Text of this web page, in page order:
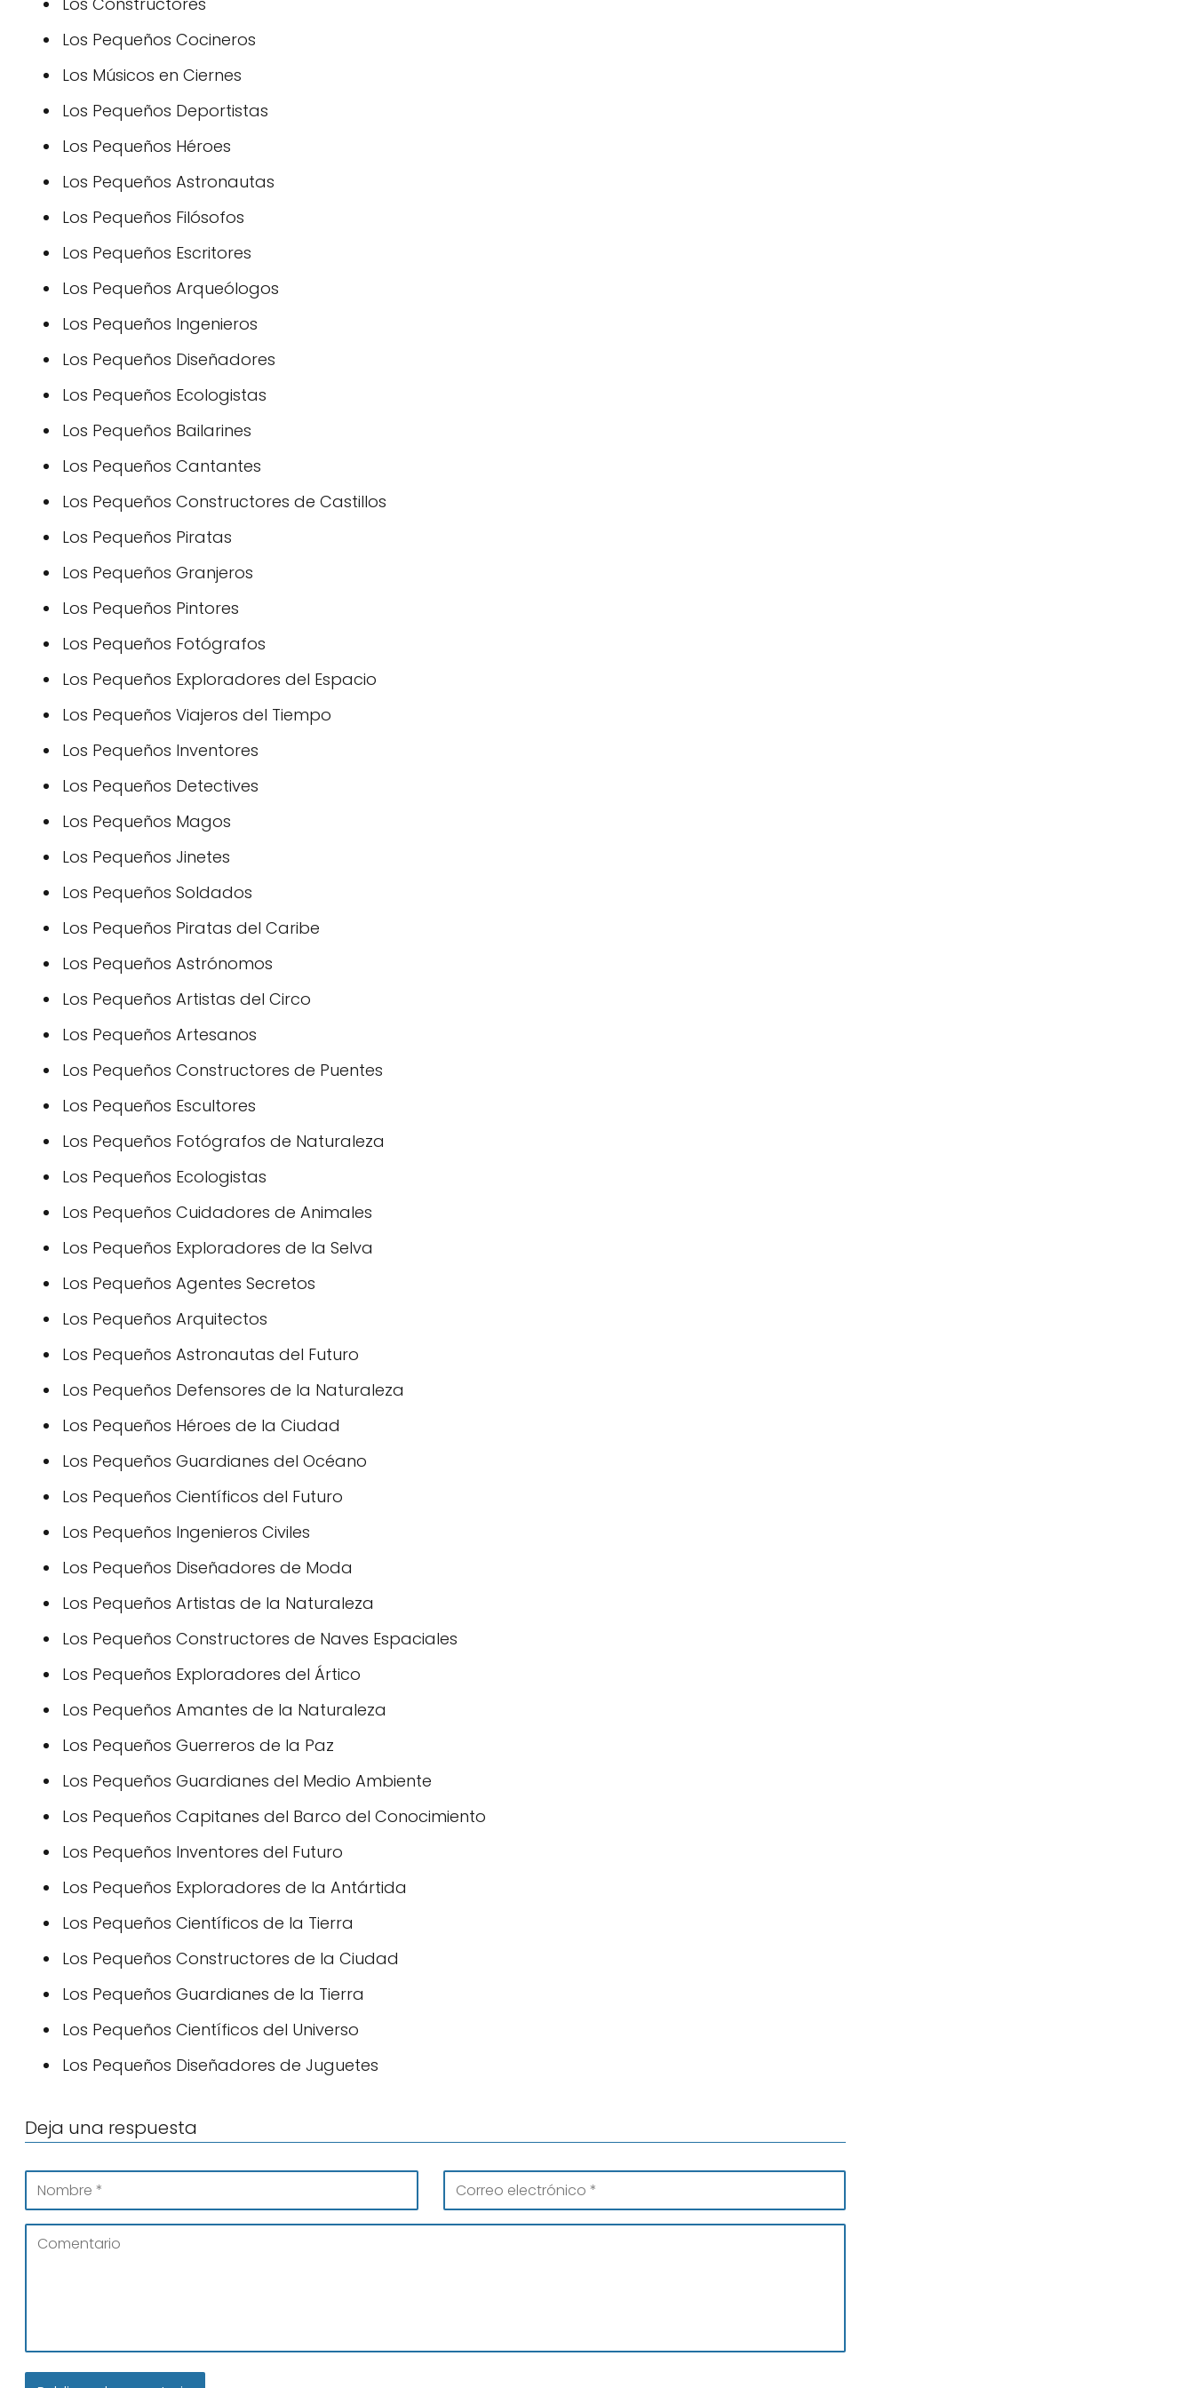
Los Pequeños Cocineros
Los Músicos en Ciernes
Los Pequeños Deportistas
Los Pequeños Héroes
Los Pequeños Astronautas
Los Pequeños Filósofos
Los Pequeños Escritores
Los Pequeños Arqueólogos
Los Pequeños Ingenieros
Los Pequeños Diseñadores
Los Pequeños Ecologistas
Los Pequeños Bailarines
Los Pequeños Cantantes
Los Pequeños Constructores de Castillos
Los Pequeños Piratas
Los Pequeños Granjeros
Los Pequeños Pintores
Los Pequeños Fotógrafos
Los Pequeños Exploradores del Espacio
Los Pequeños Viajeros del Tiempo
Los Pequeños Inventores
Los Pequeños Detectives
Los Pequeños Magos
Los Pequeños Jinetes
Los Pequeños Soldados
Los Pequeños Piratas del Caribe
Los Pequeños Astrónomos
Los Pequeños Artistas del Circo
Los Pequeños Artesanos
Los Pequeños Constructores de Puentes
Los Pequeños Escultores
Los Pequeños Fotógrafos de Naturaleza
Los Pequeños Ecologistas
Los Pequeños Cuidadores de Animales
Los Pequeños Exploradores de la Selva
Los Pequeños Agentes Secretos
Los Pequeños Arquitectos
Los Pequeños Astronautas del Futuro
Los Pequeños Defensores de la Naturaleza
Los Pequeños Héroes de la Ciudad
Los Pequeños Guardianes del Océano
Los Pequeños Científicos del Futuro
Los Pequeños Ingenieros Civiles
Los Pequeños Diseñadores de Moda
Los Pequeños Artistas de la Naturaleza
Los Pequeños Constructores de Naves Espaciales
Los Pequeños Exploradores del Ártico
Los Pequeños Amantes de la Naturaleza
Los Pequeños Guerreros de la Paz
Los Pequeños Guardianes del Medio Ambiente
Los Pequeños Capitanes del Barco del Conocimiento
Los Pequeños Inventores del Futuro
Los Pequeños Exploradores de la Antártida
Los Pequeños Científicos de la Tierra
Los Pequeños Constructores de la Ciudad
Los Pequeños Guardianes de la Tierra
Los Pequeños Científicos del Universo
Los Pequeños Diseñadores de Juguetes
Deja una respuesta